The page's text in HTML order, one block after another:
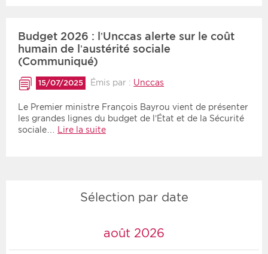
Budget 2026 : l’Unccas alerte sur le coût
humain de l’austérité sociale
(Communiqué)
15/07/2025 Émis par : Unccas
Le Premier ministre François Bayrou vient de présenter
les grandes lignes du budget de l’État et de la Sécurité
sociale…
Lire la suite
Sélection par date
août 2026